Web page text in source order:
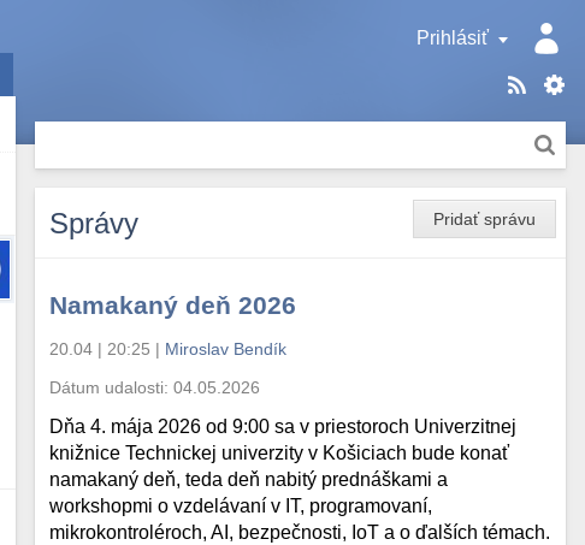
Prihlásiť
Pridať správu
Správy
Namakaný deň 2026
20.04 | 20:25 | Miroslav Bendík
Dátum udalosti:04.05.2026
Dňa 4. mája 2026 od 9:00 sa v priestoroch Univerzitnej
knižnice Technickej univerzity v Košiciach bude konať
namakaný deň, teda deň nabitý prednáškami a
workshopmi o vzdelávaní v IT, programovaní,
mikrokontroléroch, AI, bezpečnosti, IoT a o ďalších témach.